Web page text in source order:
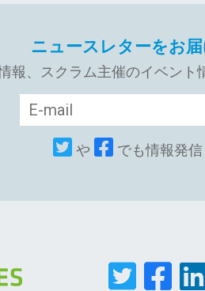
ニュースレターをお
報、スクラム主催のイベン
や でも情報発信